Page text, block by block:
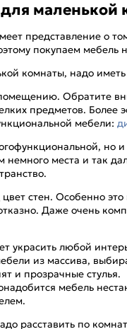
маленькой
представление о
покупаем мебель
комнаты, надо
Обратите
предметов.
мебели:
но
немного места и так
стен. Особенно
Даже очень
украсить любой
из массива,
и прозрачные стулья.
мебель
расставить по